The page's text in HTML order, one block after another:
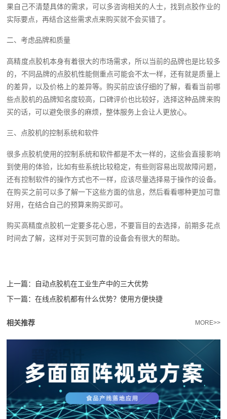
果自己不清楚具体的需求，可以多咨询相关的人士，找到点胶作业的
实际要点，再结合这些需求点来购买就不会买错了。
二、考虑品牌和质量
高精度点胶机本身有着很大的市场需求，所以当前的品牌也是比较多
的，不同品牌的点胶机性能侧重点可能会不太一样，还有就是质量上
的差异，以及价格上的差异等。购买前应该仔细的了解，看看当前哪
些点胶机的品牌知名度较高，口碑评价也比较好，选择这种品牌来购
买的话，可以避免很多的麻烦，整体服务上会让人更放心。
三、点胶机的控制系统和软件
很多点胶机使用的控制系统和软件都是不太一样的，这些会直接影响
到使用的体验，比如有些系统比较稳定，有些则容易出现故障问题，
还有控制软件的操作方式也不一样，应该尽量选择易于操作的设备。
在购买之前可以多了解一下这些方面的信息，然后看看哪种更加可靠
好用，在结合自己的预算来购买即可。
购买高精度点胶机一定要多花心思，不要盲目的去选择，前期多花点
时间去了解，这样对于买到可靠的设备会有很大的帮助。
上一篇： 自动点胶机在工业生产中的三大优势
下一篇：在线点胶机都有什么优势？使用方便快捷
相关推荐 MORE>>